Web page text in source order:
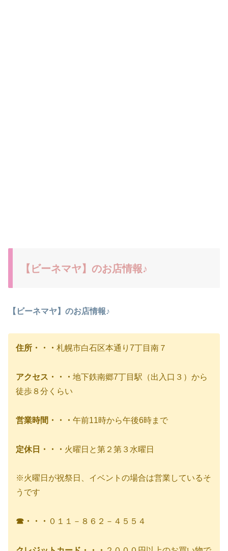
【ビーネマヤ】のお店情報♪
【ビーネマヤ】のお店情報♪
住所・・・ 札幌市白石区本通り7丁目南７
アクセス・・・ 地下鉄南郷7丁目駅（出入口３）から
徒歩８分くらい
営業時間・・・ 午前11時から午後6時まで
定休日・・・ 火曜日と第２第３水曜日
※火曜日が祝祭日、イベントの場合は営業しているそ
うです
☎・・・ ０１１－８６２－４５５４